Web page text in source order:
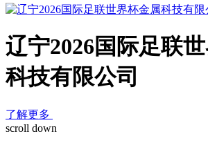
辽宁2026国际足联
科技有限公司
了解更多
scroll down